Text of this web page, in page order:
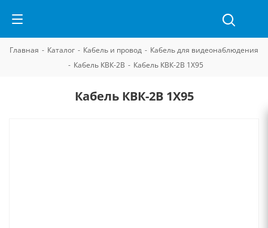
Главная - Каталог - Кабель и провод - Кабель для видеонаблюдения
- Кабель КВК-2В - Кабель КВК-2В 1Х95
Кабель КВК-2В 1Х95